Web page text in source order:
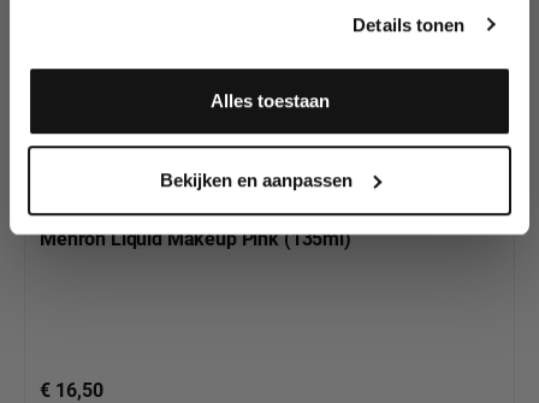
Details tonen
Alles toestaan
Bekijken en aanpassen
Mehron Liquid Makeup Pink (135ml)
€ 16,50
Ja, ik meld me aan